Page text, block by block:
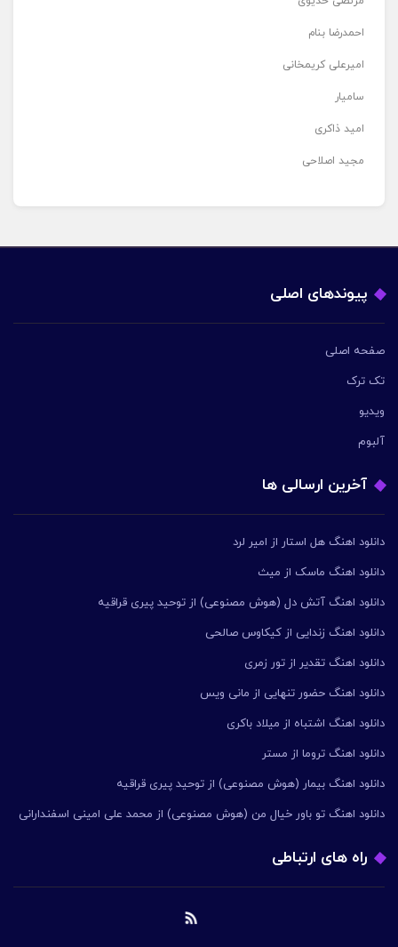
احمدرضا بنام
امیرعلی کریمخانی
سامیار
امید ذاکری
مجید اصلاحی
پیوندهای اصلی
صفحه اصلی
تک ترک
ویدیو
آلبوم
آخرین ارسالی ها
دانلود اهنگ هل استار از امیر لرد
دانلود اهنگ ماسک از میث
دانلود اهنگ آتش دل (هوش مصنوعی) از توحید پیری قراقیه
دانلود اهنگ زندایی از کیکاوس صالحی
دانلود اهنگ تقدیر از تور زمری
دانلود اهنگ حضور تنهایی از مانی ویس
دانلود اهنگ اشتباه از میلاد باکری
دانلود اهنگ تروما از مستر
دانلود اهنگ بیمار (هوش مصنوعی) از توحید پیری قراقیه
دانلود اهنگ تو باور خیال من (هوش مصنوعی) از محمد علی امینی اسفندارانی
راه های ارتباطی